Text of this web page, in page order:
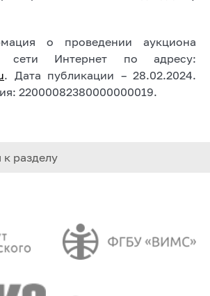
о проведении аукциона
сети Интернет по адресу:
. Дата публикации – 28.02.2024.
22000082380000000019.
к разделу